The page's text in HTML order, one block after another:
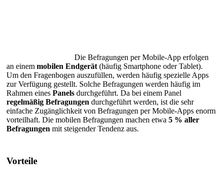
Die Befragungen per Mobile-App erfolgen
an einem mobilen Endgerät (häufig Smartphone oder Tablet).
Um den Fragenbogen auszufüllen, werden häufig spezielle Apps
zur Verfügung gestellt. Solche Befragungen werden häufig im
Rahmen eines Panels durchgeführt. Da bei einem Panel
regelmäßig Befragungen durchgeführt werden, ist die sehr
einfache Zugänglichkeit von Befragungen per Mobile-Apps enorm
vorteilhaft. Die mobilen Befragungen machen etwa 5 % aller
Befragungen mit steigender Tendenz aus.
Vorteile